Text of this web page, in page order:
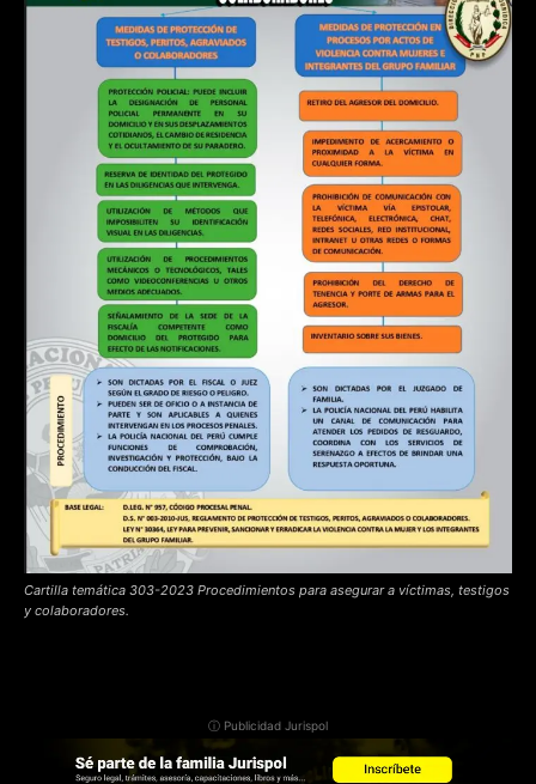
Cartilla temática 303-2023 Procedimientos para asegurar a víctimas, testigos
y colaboradores.
ⓘ Publicidad Jurispol